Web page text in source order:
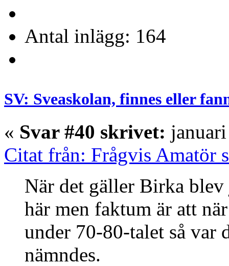
Antal inlägg: 164
SV: Sveaskolan, finnes eller
« Svar #40 skrivet:
Citat från: Frågvis Amatör
När det gäller Birka
här men faktum är att
under 70-80-talet så var
nämndes.